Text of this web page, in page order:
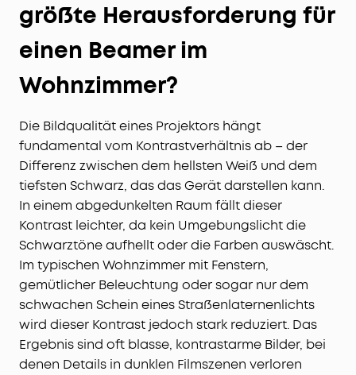
größte Herausforderung für
einen Beamer im
Wohnzimmer?
Die Bildqualität eines Projektors hängt
fundamental vom Kontrastverhältnis ab – der
Differenz zwischen dem hellsten Weiß und dem
tiefsten Schwarz, das das Gerät darstellen kann.
In einem abgedunkelten Raum fällt dieser
Kontrast leichter, da kein Umgebungslicht die
Schwarztöne aufhellt oder die Farben auswäscht.
Im typischen Wohnzimmer mit Fenstern,
gemütlicher Beleuchtung oder sogar nur dem
schwachen Schein eines Straßenlaternenlichts
wird dieser Kontrast jedoch stark reduziert. Das
Ergebnis sind oft blasse, kontrastarme Bilder, bei
denen Details in dunklen Filmszenen verloren